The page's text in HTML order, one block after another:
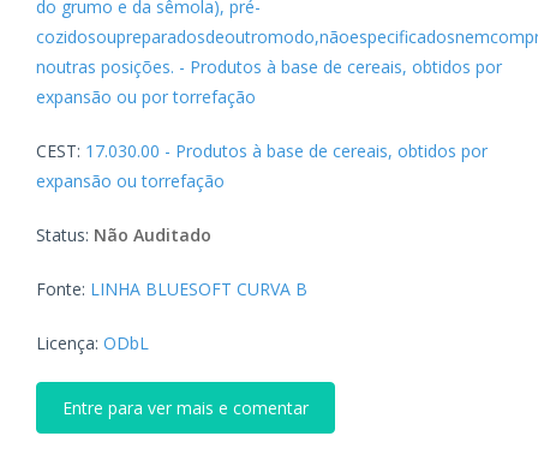
do grumo e da sêmola), pré-
noutras posições. - Produtos à base de cereais, obtidos por
expansão ou por torrefação
CEST: 17.030.00 - Produtos à base de cereais, obtidos por
expansão ou torrefação
Status: Não Auditado
Fonte: LINHA BLUESOFT CURVA B
Licença: ODbL
Entre para ver mais e comentar